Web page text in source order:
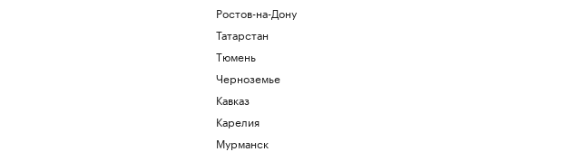
Ростов-на-Дону
Татарстан
Тюмень
Черноземье
Кавказ
Карелия
Мурманск